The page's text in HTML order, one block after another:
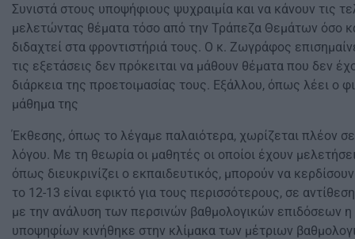
Συνιστά στους υποψήφιους ψυχραιμία και να κάνουν τις
μελετώντας θέματα τόσο από την Τράπεζα Θεμάτων όσο
διδαχτεί στα φροντιστήριά τους. Ο κ. Ζωγράφος
τις εξετάσεις δεν πρόκειται να μάθουν θέματα που δεν
διάρκεια της προετοιμασίας τους. Εξάλλου, όπως λέει ο
μάθημα της
Έκθεσης, όπως το λέγαμε παλαιότερα, χωρίζεται πλέον
λόγου. Με τη θεωρία οι μαθητές οι οποίοι έχουν
όπως διευκρινίζει ο εκπαιδευτικός, μπορούν να
το 12-13 είναι εφικτό για τους περισσότερους, σε
με την ανάλυση των περσινών βαθμολογικών επιδόσεων
υποψηφίων κινήθηκε στην κλίμακα των μέτριων